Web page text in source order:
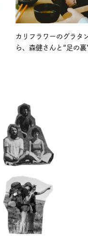
カリフラワーのグラタ
ら、森健さんと“足の